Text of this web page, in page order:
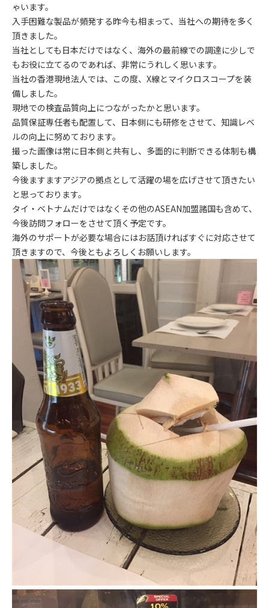
ゃいます。
入手困難な製品が頻発する昨今も相まって、当社への期待を多く
頂きました。
当社としても日本だけではなく、海外の最前線での調達に少しで
もお役に立てるのであれば、非常にうれしく思います。
当社の香港現地法人では、この度、X線とマイクロスコープを装
備しました。
現地での検査品質向上につながったかと思います。
品質保証専任者も配置して、日本側にも研修をさせて、知識レベ
ルの向上に努めております。
撮った画像は常に日本側と共有し、多面的に判断できる体制も構
築しました。
今後ますますアジアの拠点として活躍の場を広げさせて頂きたい
と思っております。
タイ・ベトナムだけではなくその他のASEAN加盟諸国も含めて、
今後訪問フォローをさせて頂く予定です。
海外のサポートが必要な場合にはお話頂ければすぐに対応させて
頂きますので、今後ともよろしくお願いします。